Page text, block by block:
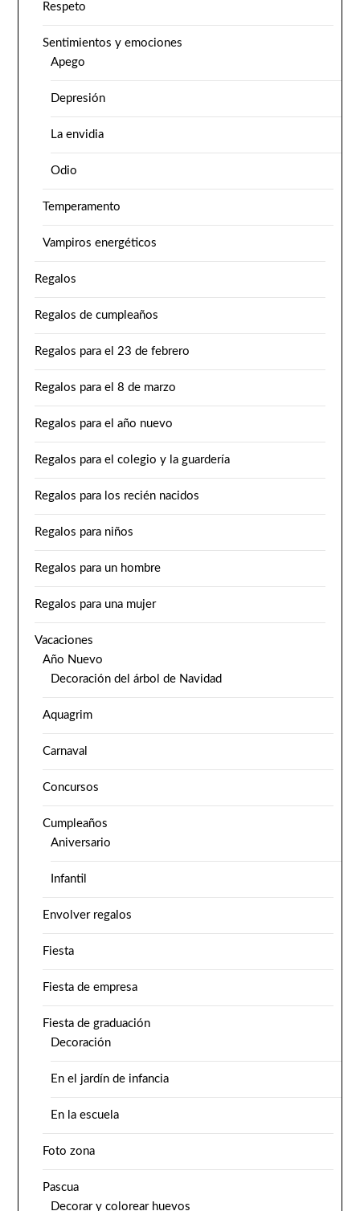
Respeto
Sentimientos y emociones
Apego
Depresión
La envidia
Odio
Temperamento
Vampiros energéticos
Regalos
Regalos de cumpleaños
Regalos para el 23 de febrero
Regalos para el 8 de marzo
Regalos para el año nuevo
Regalos para el colegio y la guardería
Regalos para los recién nacidos
Regalos para niños
Regalos para un hombre
Regalos para una mujer
Vacaciones
Año Nuevo
Decoración del árbol de Navidad
Aquagrim
Carnaval
Concursos
Cumpleaños
Aniversario
Infantil
Envolver regalos
Fiesta
Fiesta de empresa
Fiesta de graduación
Decoración
En el jardín de infancia
En la escuela
Foto zona
Pascua
Decorar y colorear huevos